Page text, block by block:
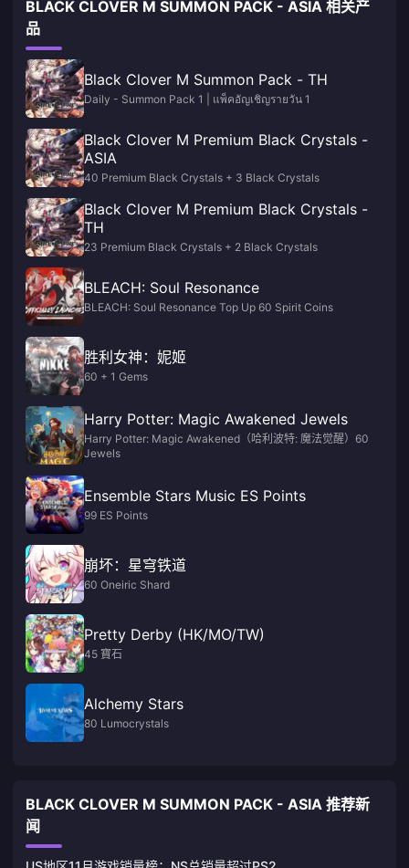
BLACK CLOVER M SUMMON PACK - ASIA 相关产
品
Black Clover M Summon Pack - TH
Daily - Summon Pack 1 | แพ็คอัญเชิญรายวัน 1
Black Clover M Premium Black Crystals -
ASIA
40 Premium Black Crystals + 3 Black Crystals
Black Clover M Premium Black Crystals -
TH
23 Premium Black Crystals + 2 Black Crystals
BLEACH: Soul Resonance
BLEACH: Soul Resonance Top Up 60 Spirit Coins
胜利女神：妮姬
60 + 1 Gems
Harry Potter: Magic Awakened Jewels
Harry Potter: Magic Awakened（哈利波特: 魔法觉醒）60
Jewels
Ensemble Stars Music ES Points
99 ES Points
崩坏：星穹铁道
60 Oneiric Shard
Pretty Derby (HK/MO/TW)
45 寶石
Alchemy Stars
80 Lumocrystals
BLACK CLOVER M SUMMON PACK - ASIA 推荐新
闻